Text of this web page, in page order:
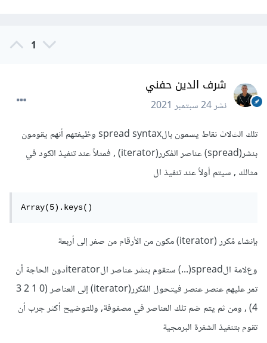
1
شرف الدين حفني
نشر24 سبتمبر 2021
تلك الثﻻث نقاط يسمون بالspread syntax وظيفتهم أنهم يقومون
بنشر(spread) عناصر المُكرر(iterator) , فمثلاً عند تنفيذ الكود في
مثالك , سيتم أولاً عند تنفيذ ال
Array(5).keys()
بإنشاء مُكرر (iterator) مكون من الأرقام من صفر إلى أربعة
وعﻻمة الspread(...) ستقوم بنشر عناصر الiteratorدون الحاجة أن
تمر عليهم عنصر عنصر فيتحول المُكرر(iterator) إلى العناصر (0 1 2 3
4) , ومن ثم يتم ضم تلك العناصر في مصفوفة, وللتوضيح أكثر جرب أن
تقوم بتنفيذ الشفرة البرمجية